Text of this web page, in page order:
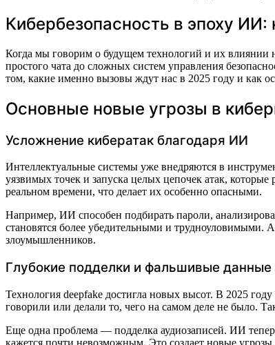
Кибербезопасность в эпоху
Когда мы говорим о будущем технологий и их влиянии
простого чата до сложных систем управления
том, какие именно вызовы ждут нас в 2025 году и как
Основные новые угрозы в
Усложнение кибератак благодаря ИИ
Интеллектуальные системы уже внедряются в
уязвимых точек и запуска целых цепочек атак,
реальном времени, что делает их особенно опасными.
Например, ИИ способен подбирать пароли,
становятся более убедительными и трудноуловимыми.
злоумышленников.
Глубокие подделки и фальшивые данные
Технология deepfake достигла новых высот. В 2025
говорили или делали то, чего на самом деле не было.
Еще одна проблема — подделка аудиозаписей. ИИ
кажется почти невозможным. Это создает новые